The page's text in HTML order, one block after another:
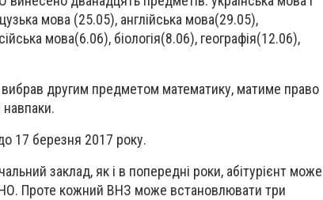
мова (25.05), англійська мова(29.05),
мова(6.06), біологія(8.06), географія(12.06),
другим предметом математику, матиме право
навпаки.
17 березня 2017 року.
заклад, як і в попередні роки, абітурієнт може
Проте кожний ВНЗ може встановлювати три